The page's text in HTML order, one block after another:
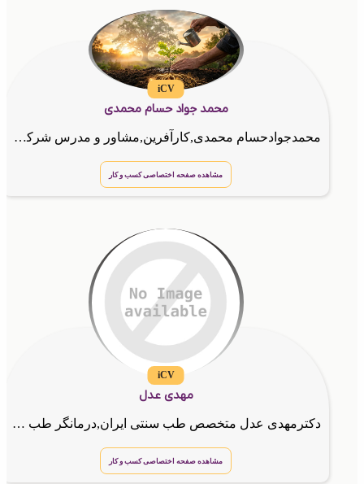
iCV
محمد جواد حسام محمدی
محمدجوادحسام محمدی,کارآفرین,مشاور و مدرس شرکت بین المللی گسترش طراحان نقش الماس (آینوتی),طراح حرفه ای کارت ویزیت الکترونیکی,طراح حرفه ای کدهای USSD,طراح حرفه ای رزومه گوگل
مشاهده صفحه اختصاصی کسب و کار
iCV
مهدی عدل
دکترمهدی عدل متخصص طب سنتی ایران,درمانگر طب مکمل و یوگاتراپیست
مشاهده صفحه اختصاصی کسب و کار